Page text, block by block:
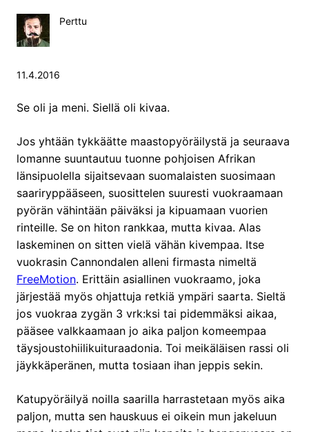
Perttu
11.4.2016
Se oli ja meni. Siellä oli kivaa.
Jos yhtään tykkäätte maastopyöräilystä ja seuraava
lomanne suuntautuu tuonne pohjoisen Afrikan
länsipuolella sijaitsevaan suomalaisten suosimaan
saariryppääseen, suosittelen suuresti vuokraamaan
pyörän vähintään päiväksi ja kipuamaan vuorien
rinteille. Se on hiton rankkaa, mutta kivaa. Alas
laskeminen on sitten vielä vähän kivempaa. Itse
vuokrasin Cannondalen alleni firmasta nimeltä
FreeMotion. Erittäin asiallinen vuokraamo, joka
järjestää myös ohjattuja retkiä ympäri saarta. Sieltä
jos vuokraa zygän 3 vrk:ksi tai pidemmäksi aikaa,
pääsee valkkaamaan jo aika paljon komeempaa
täysjoustohiilikuituraadonia. Toi meikäläisen rassi oli
jäykkäperänen, mutta tosiaan ihan jeppis sekin.
Katupyöräilyä noilla saarilla harrastetaan myös aika
paljon, mutta sen hauskuus ei oikein mun jakeluun